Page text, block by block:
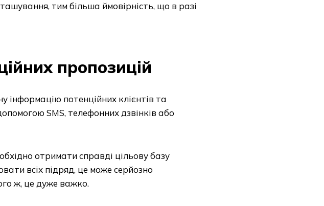
тим більша ймовірність, що в разі
пропозицій
інформацію потенційних клієнтів та
SMS, телефонних дзвінків або
отримати справді цільову базу
всіх підряд, це може серйозно
ж, це дуже важко.